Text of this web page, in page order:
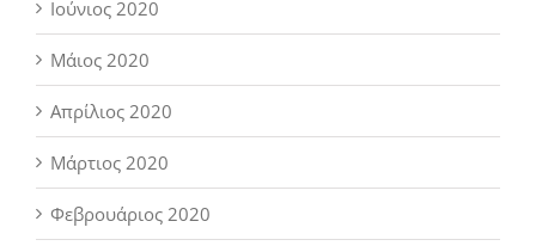
Ιούνιος 2020
Μάιος 2020
Απρίλιος 2020
Μάρτιος 2020
Φεβρουάριος 2020